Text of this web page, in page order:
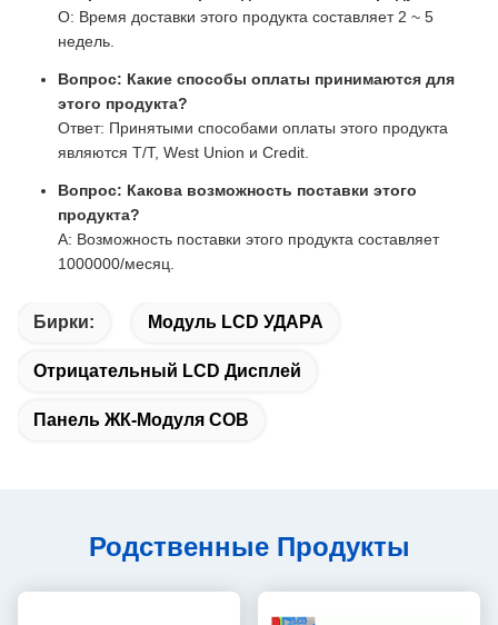
О: Время доставки этого продукта составляет 2 ~ 5
недель.
Вопрос: Какие способы оплаты принимаются для
этого продукта?
Ответ: Принятыми способами оплаты этого продукта
являются T/T, West Union и Credit.
Вопрос: Какова возможность поставки этого
продукта?
A: Возможность поставки этого продукта составляет
1000000/месяц.
Бирки: Модуль LCD УДАРА
Отрицательный LCD Дисплей
Панель ЖК-Модуля COB
Родственные Продукты